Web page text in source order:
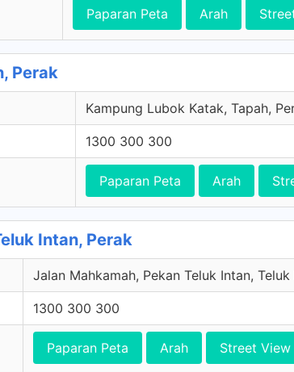
Paparan Peta Arah
Perak
Kampung Lubok Katak, Tapah,
1300 300 300
Paparan Peta Arah
Intan, Perak
Jalan Mahkamah, Pekan Teluk Intan,
1300 300 300
Paparan Peta Arah Street View